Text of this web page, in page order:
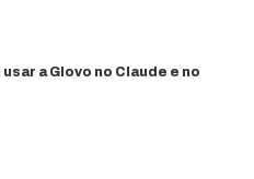
a Glovo no Claude e no